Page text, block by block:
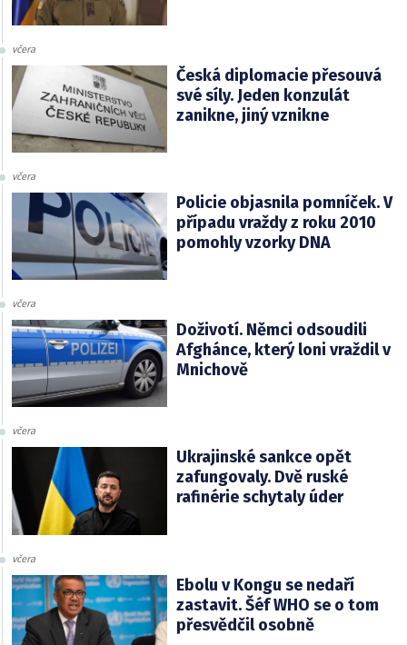
včera
Česká diplomacie přesouvá
své síly. Jeden konzulát
zanikne, jiný vznikne
včera
Policie objasnila pomníček. V
případu vraždy z roku 2010
pomohly vzorky DNA
včera
Doživotí. Němci odsoudili
Afghánce, který loni vraždil v
Mnichově
včera
Ukrajinské sankce opět
zafungovaly. Dvě ruské
rafinérie schytaly úder
včera
Ebolu v Kongu se nedaří
zastavit. Šéf WHO se o tom
přesvědčil osobně